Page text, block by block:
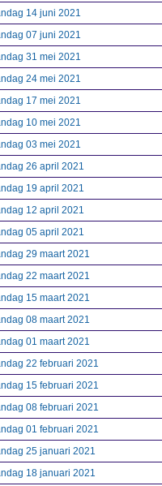
14 juni 2021
07 juni 2021
31 mei 2021
24 mei 2021
17 mei 2021
10 mei 2021
03 mei 2021
26 april 2021
19 april 2021
12 april 2021
05 april 2021
29 maart 2021
22 maart 2021
15 maart 2021
08 maart 2021
01 maart 2021
22 februari 2021
15 februari 2021
08 februari 2021
01 februari 2021
25 januari 2021
18 januari 2021